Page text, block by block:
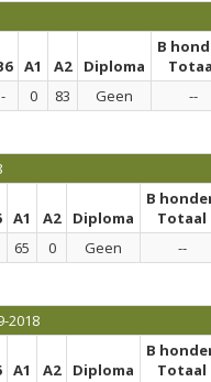
A1 A2 Diploma
B
- 0 83 Geen --
A1 A2 Diploma
B
Totaal
65 0 Geen --
2018
A1 A2 Diploma
B
Totaal